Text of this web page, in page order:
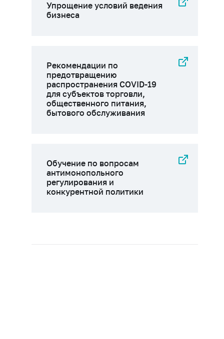
Упрощение условий ведения
бизнеса
Рекомендации по
предотвращению
распространения COVID-19
для субъектов торговли,
общественного питания,
бытового обслуживания
Обучение по вопросам
антимонопольного
регулирования и
конкурентной политики